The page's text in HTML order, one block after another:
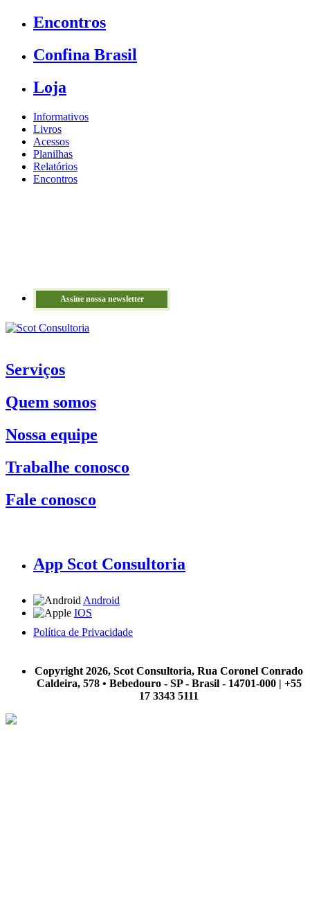
Encontros
Confina Brasil
Loja
Informativos
Livros
Acessos
Planilhas
Relatórios
Encontros
Assine nossa newsletter
Serviços
Quem somos
Nossa equipe
Trabalhe conosco
Fale conosco
App Scot Consultoria
Android
IOS
Política de Privacidade
Copyright 2026, Scot Consultoria, Rua Coronel Conrado
Caldeira, 578 • Bebedouro - SP - Brasil - 14701-000 | +55
17 3343 5111